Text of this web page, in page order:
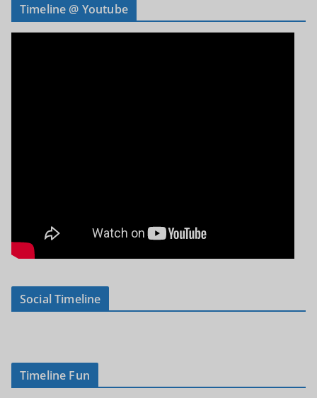
Timeline @ Youtube
Social Timeline
Timeline Fun